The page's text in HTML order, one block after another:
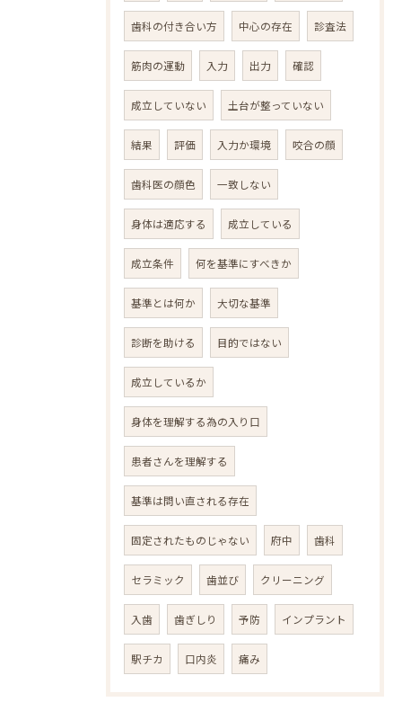
歯科の付き合い方 中心の存在 診査法
筋肉の運動 入力 出力 確認
成立していない 土台が整っていない
結果 評価 入力か環境 咬合の顔
歯科医の顔色 一致しない
身体は適応する 成立している
成立条件 何を基準にすべきか
基準とは何か 大切な基準
診断を助ける 目的ではない
成立しているか
身体を理解する為の入り口
患者さんを理解する
基準は問い直される存在
固定されたものじゃない 府中 歯科
セラミック 歯並び クリーニング
入歯 歯ぎしり 予防 インプラント
駅チカ 口内炎 痛み